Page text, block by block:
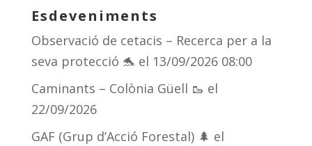
Esdeveniments
Observació de cetacis – Recerca per a la
seva protecció 🐬 el 13/09/2026 08:00
Caminants – Colònia Güell 🥾 el
22/09/2026
GAF (Grup d’Acció Forestal) 🌲 el